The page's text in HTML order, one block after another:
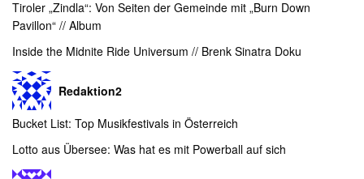
Tiroler „Zindla“: Von Seiten der Gemeinde mit „Burn Down
Pavillon“ // Album
Inside the Midnite Ride Universum // Brenk Sinatra Doku
Redaktion2
Bucket List: Top Musikfestivals in Österreich
Lotto aus Übersee: Was hat es mit Powerball auf sich